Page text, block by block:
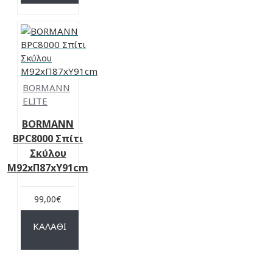
BORMANN
ELITE
BORMANN
BPC8000 Σπίτι
Σκύλου
Μ92xΠ87xΥ91cm
99,00€
ΚΑΛΆΘΙ